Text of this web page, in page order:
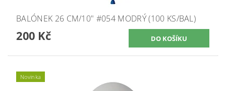
BALÓNEK 26 CM/10" #054 MODRÝ (100 KS/BAL)
200 Kč
Novinka